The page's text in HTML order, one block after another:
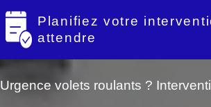
Planifiez votre
attendre
Urgence volets roulants ?